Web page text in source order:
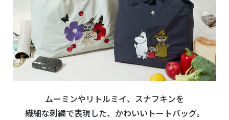
ムーミンやリトルミイ、スナフキンを
繊細な刺繍で表現した、かわいいトートバッグ。